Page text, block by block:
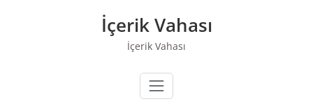
İçerik Vahası
İçerik Vahası